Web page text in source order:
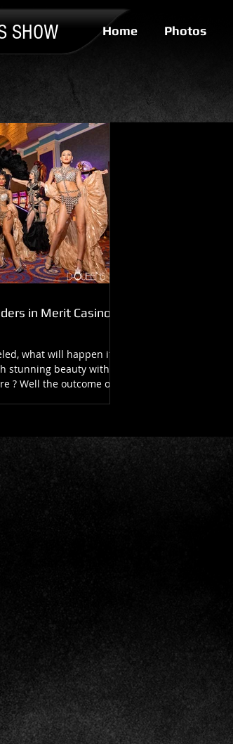
SHOW Home Photos
in Merit Casino
what will happen if
stunning beauty with
? Well the outcome of